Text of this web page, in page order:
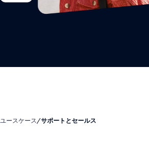
ユースケース/ サポートとセールス